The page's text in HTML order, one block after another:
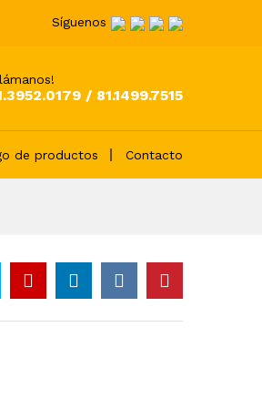
Síguenos
/ 81.1499.7515
de productos Contacto